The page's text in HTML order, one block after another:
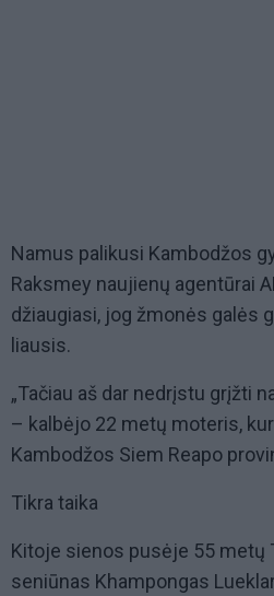
Namus palikusi Kambodžos
Raksmey naujienų agentūrai
džiaugiasi, jog žmonės galės
liausis.
„Tačiau aš dar nedrįstu grįžti
– kalbėjo 22 metų moteris,
Kambodžos Siem Reapo
Tikra taika
Kitoje sienos pusėje 55 metų
seniūnas Khampongas